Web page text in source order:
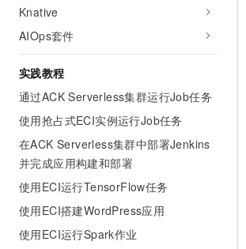
Knative
AIOps套件
实践教程
通过ACK Serverless集群运行Job任务
使用抢占式ECI实例运行Job任务
在ACK Serverless集群中部署Jenkins
并完成应用构建和部署
使用ECI运行TensorFlow任务
使用ECI搭建WordPress应用
使用ECI运行Spark作业
企业服务与云通信
终端用户计算
Serverless
开发工具
专有云